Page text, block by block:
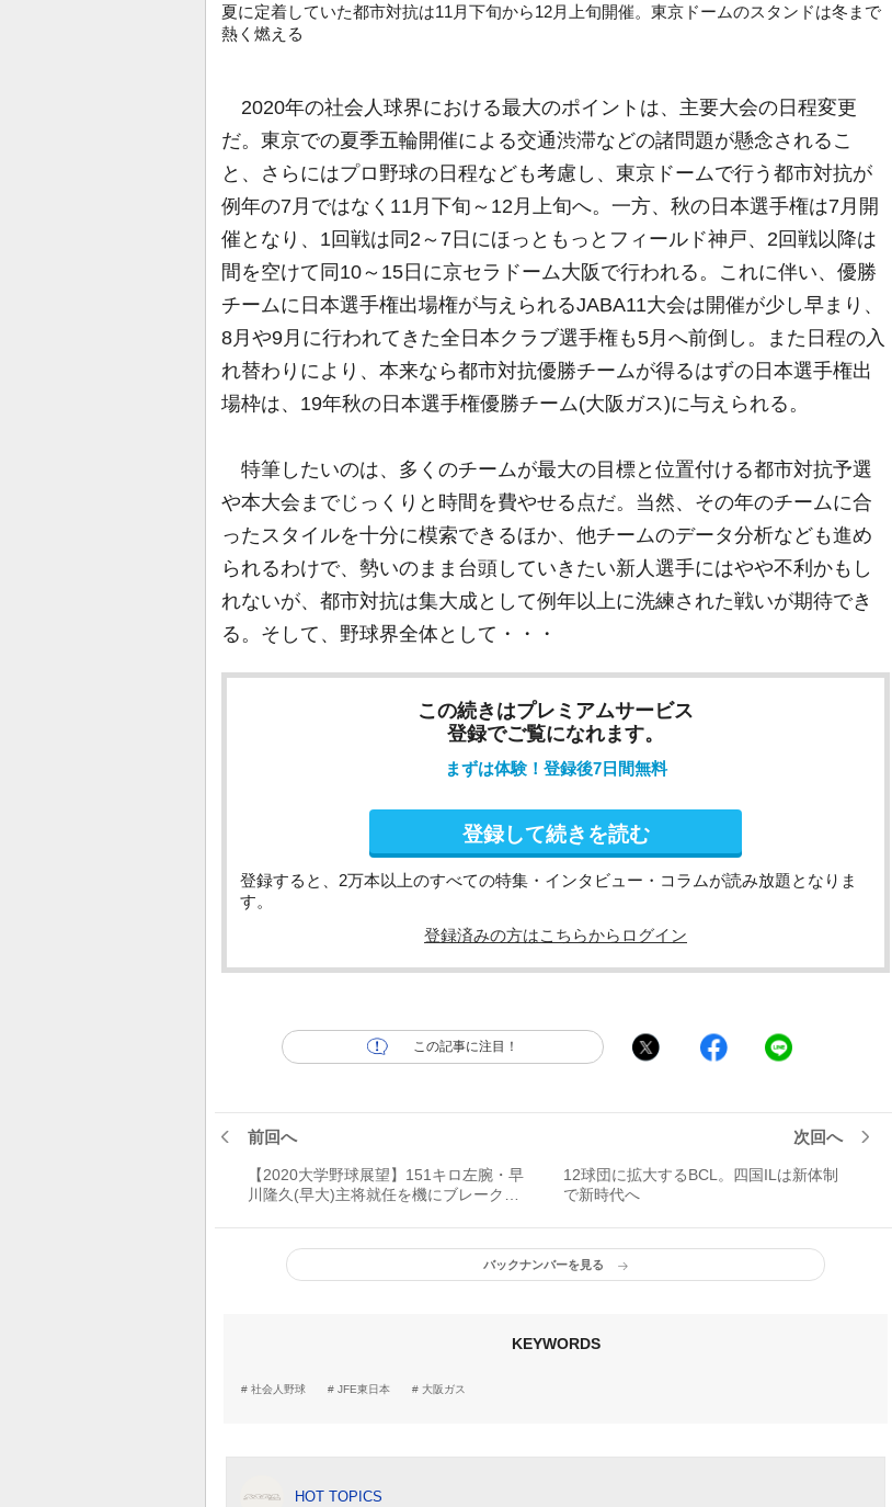
夏に定着していた都市対抗は11月下旬から12月上旬開催。東京ドームのスタンドは冬まで
熱く燃える
2020年の社会人球界における最大のポイントは、主要大会の日程変更
だ。東京での夏季五輪開催による交通渋滞などの諸問題が懸念されるこ
と、さらにはプロ野球の日程なども考慮し、東京ドームで行う都市対抗が
例年の7月ではなく11月下旬～12月上旬へ。一方、秋の日本選手権は7月開
催となり、1回戦は同2～7日にほっともっとフィールド神戸、2回戦以降は
間を空けて同10～15日に京セラドーム大阪で行われる。これに伴い、優勝
チームに日本選手権出場権が与えられるJABA11大会は開催が少し早まり、
8月や9月に行われてきた全日本クラブ選手権も5月へ前倒し。また日程の入
れ替わりにより、本来なら都市対抗優勝チームが得るはずの日本選手権出
場枠は、19年秋の日本選手権優勝チーム(大阪ガス)に与えられる。
特筆したいのは、多くのチームが最大の目標と位置付ける都市対抗予選
や本大会までじっくりと時間を費やせる点だ。当然、その年のチームに合
ったスタイルを十分に模索できるほか、他チームのデータ分析なども進め
られるわけで、勢いのまま台頭していきたい新人選手にはやや不利かもし
れないが、都市対抗は集大成として例年以上に洗練された戦いが期待でき
る。そして、野球界全体として・・・
この続きはプレミアムサービス
登録でご覧になれます。
まずは体験！登録後7日間無料
登録して続きを読む
登録すると、2万本以上のすべての特集・インタビュー・コラムが読み放題となりま
す。
登録済みの方はこちらからログイン
この記事に注目！
前回へ
【2020大学野球展望】151キロ左腕・早
川隆久(早大)主将就任を機にブレークの
五十幡亮汰(中大)の足に注目
次回へ
12球団に拡大するBCL。四国ILは新体制
で新時代へ
バックナンバーを見る
KEYWORDS
社会人野球 JFE東日本 大阪ガス
HOT TOPICS